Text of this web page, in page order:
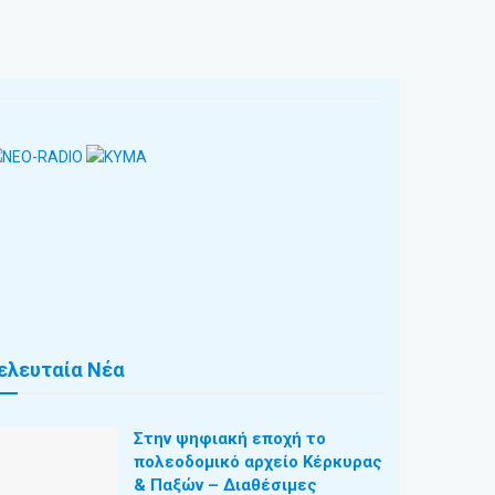
Νέα
Στην ψηφιακή εποχή το
πολεοδομικό αρχείο Κέρκυρας
& Παξών – Διαθέσιμες